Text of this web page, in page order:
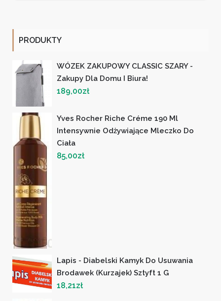
PRODUKTY
WÓZEK ZAKUPOWY CLASSIC SZARY -
Zakupy Dla Domu I Biura!
189,00zł
Yves Rocher Riche Créme 190 Ml
Intensywnie Odżywiające Mleczko Do
Ciała
85,00zł
Lapis - Diabelski Kamyk Do Usuwania
Brodawek (kurzajek) Sztyft 1 G
18,21zł